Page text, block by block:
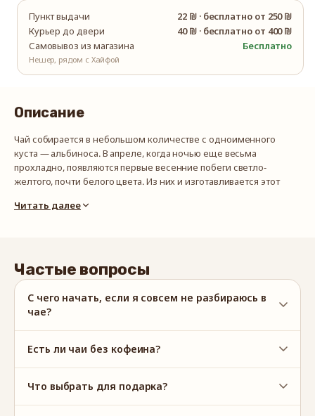
Петушиный
Гребень
Петушиный
Гребень
Пункт выдачи 22 ₪ · бесплатно от 250 ₪
Курьер до двери
40 ₪ · бесплатно от 400 ₪
Самовывоз из магазина
Нешер, рядом с Хайфой
Бесплатно
Описание
Чай собирается в небольшом количестве с одноименного
куста — альбиноса. В апреле, когда ночью еще весьма
прохладно, появляются первые весенние побеги светло-
желтого, почти белого цвета. Из них и изготавливается этот
килограмм. Чай определенно для ценителей, требует очень
Читать далее
Частые вопросы
С чего начать, если я совсем не разбираюсь в
чае?
Есть ли чаи без кофеина?
Что выбрать для подарка?